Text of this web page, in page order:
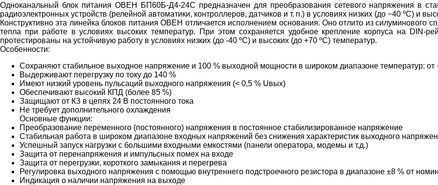
Одноканальный блок питания ОВЕН
БП60Б-Д4-24С предназначен для преобразования сетевого напряжения в
радиоэлектронных устройств (релейной автоматики, контроллеров, датчиков и т. п.) в условиях низких (до −40 ºС) и
Конструктивно эта линейка блоков питания ОВЕН отличается исполнением основания. Оно отлито из силуминового
тепла при работе в условиях высоких температур. При этом сохраняется удобное крепление корпуса на DIN-
протестированы на устойчивую работу в условиях низких (до -40 ºС) и высоких (до +70 ºС) температур.
Особенности:
Сохраняют стабильное выходное напряжение и 100 % выходной мощности в широком диапазоне температур: от
Выдерживают перегрузку по току до 140 %
Имеют низкий уровень пульсаций выходного напряжения (< 0,5 % Uвых)
Обеспечивают высокий КПД (более 85 %)
Защищают от КЗ в цепях 24 В постоянного тока
Не требует дополнительного охлаждения
Основные функции:
Преобразование переменного (постоянного) напряжения в постоянное стабилизированное напряжение
Стабильная работа в широком диапазоне входных напряжений без снижения характеристик выходного
Успешный запуск нагрузки с большими входными емкостями (панели оператора, модемы и т.д.)
Защита от перенапряжения и импульсных помех на входе
Защита от перегрузки, короткого замыкания и перегрева
Регулировка выходного напряжения с помощью внутреннего подстроечного резистора в диапазоне ±8 % от
Индикация о наличии напряжения на выходе